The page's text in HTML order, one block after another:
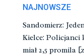
NAJNOWSZE
Sandomierz:
Kielce: Policjanci
miał 2,5 promila